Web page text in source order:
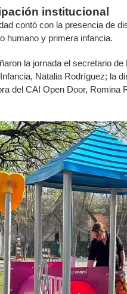
institucional
contó con la presencia de
humano y primera infancia.
la jornada el secretario
Natalia Rodríguez; la
del CAI Open Door, Romina